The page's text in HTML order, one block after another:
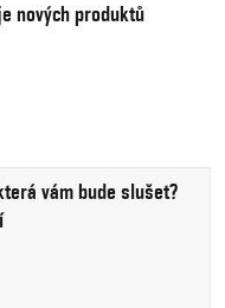
nových produktů
vám bude slušet?